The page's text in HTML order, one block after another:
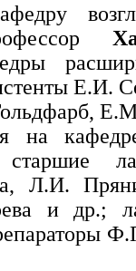
Е.И.
на
старшие
Л.И.
и др.;